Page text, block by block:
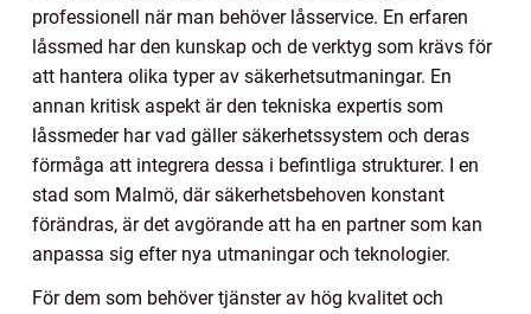
professionell när man behöver låsservice. En erfaren
låssmed har den kunskap och de verktyg som krävs för
att hantera olika typer av säkerhetsutmaningar. En
annan kritisk aspekt är den tekniska expertis som
låssmeder har vad gäller säkerhetssystem och deras
förmåga att integrera dessa i befintliga strukturer. I en
stad som Malmö, där säkerhetsbehoven konstant
förändras, är det avgörande att ha en partner som kan
anpassa sig efter nya utmaningar och teknologier.
För dem som behöver tjänster av hög kvalitet och